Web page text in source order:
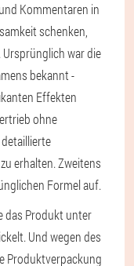
Kommentaren in
schenken,
war die
bekannt -
Effekten
ohne
erhalten. Zweitens
Formel auf.
das Produkt unter
Und wegen des
Produktverpackung